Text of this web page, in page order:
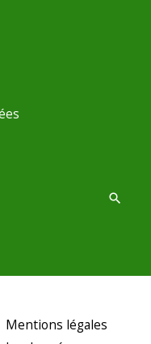
Mentions légales